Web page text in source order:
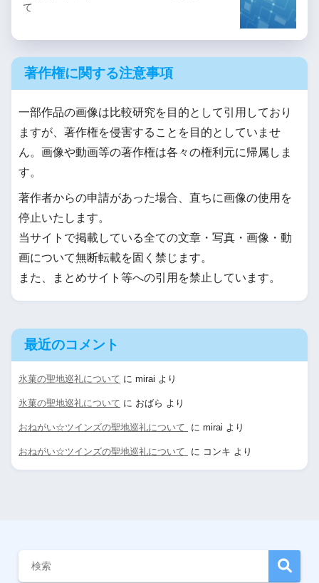
て
著作権に関する注意事項
一部作品の画像は比較研究を目的として引用しており
ますが、著作権を侵害することを目的としていませ
ん。画像や動画等の著作権は各々の権利元に帰属しま
す。
著作者からの申請があった場合、直ちに画像の使用を
停止いたします。
当サイトで掲載している全ての文章・写真・画像・動
画について無断転載を固く禁じます。
また、まとめサイト等への引用を禁止しています。
最近のコメント
氷菓の聖地巡礼について に mirai より
氷菓の聖地巡礼について に おばら より
おねがい☆ツインズの聖地巡礼について に mirai より
おねがい☆ツインズの聖地巡礼について に コンキ より